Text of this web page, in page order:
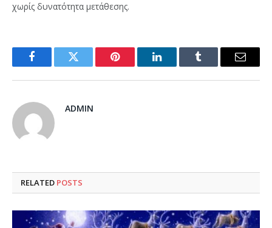
χωρίς δυνατότητα μετάθεσης.
FacebookTwitter Pinterest LinkedInTumblr Email
ADMIN
RELATED POSTS